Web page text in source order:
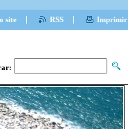
site RSS Imprimir